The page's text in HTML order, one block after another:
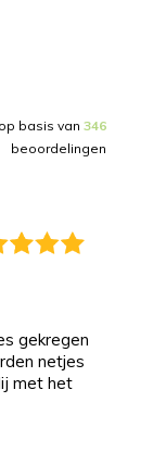
basis van 346
beoordelingen
gekregen
netjes
met het